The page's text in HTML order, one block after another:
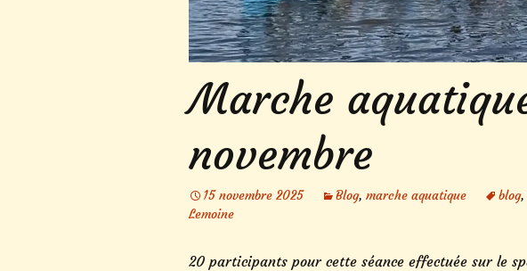
Marche
novembre
15 novembre 2025 Blog, marche aquatique blog,
Lemoine
20 participants pour cette séance effectuée sur le